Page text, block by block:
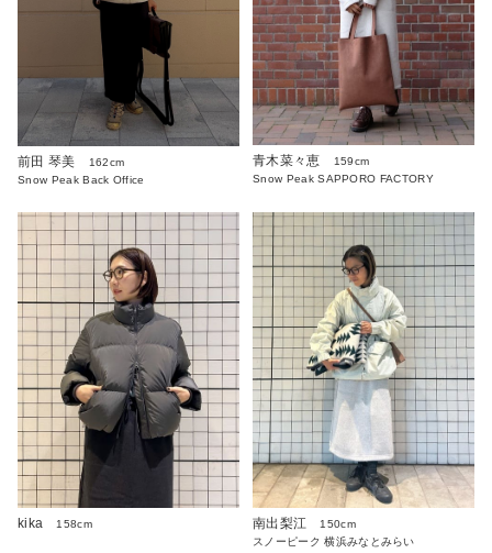
前田 琴美
162cm
Snow Peak Back Office
青木菜々恵
159cm
Snow Peak SAPPORO FACTORY
kika 158cm 南出梨江
150cm
スノーピーク 横浜みなとみらい